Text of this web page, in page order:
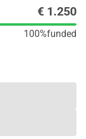
€ 1.250
100%funded